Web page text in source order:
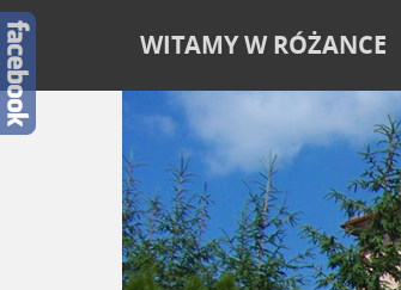
WITAMY W RÓŻANCE